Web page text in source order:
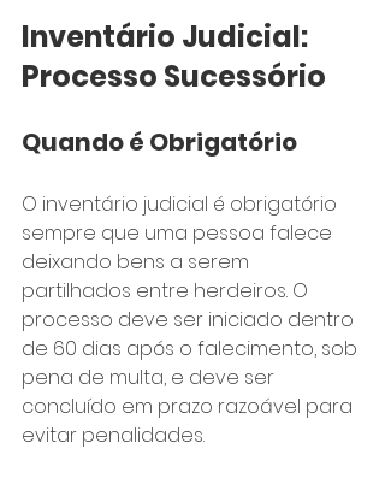
Inventário Judicial:
Processo Sucessório
Quando é Obrigatório
O inventário judicial é obrigatório
sempre que uma pessoa falece
deixando bens a serem
partilhados entre herdeiros. O
processo deve ser iniciado dentro
de 60 dias após o falecimento, sob
pena de multa, e deve ser
concluído em prazo razoável para
evitar penalidades.